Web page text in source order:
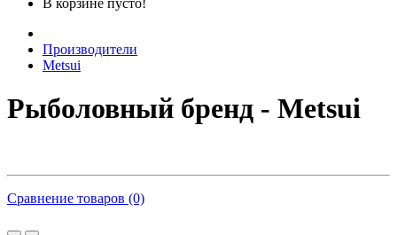
В корзине пусто!
Производители
Metsui
Рыболовный бренд - Metsui
Сравнение товаров (0)